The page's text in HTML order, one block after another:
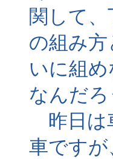
関して
の組み
いに組
なんだろ
昨日は
車です